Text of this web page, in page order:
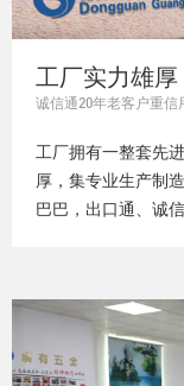
工厂实力雄厚
诚信通20年老客户重信
工厂拥有一整套先
厚，集专业生产制
巴巴，出口通、诚